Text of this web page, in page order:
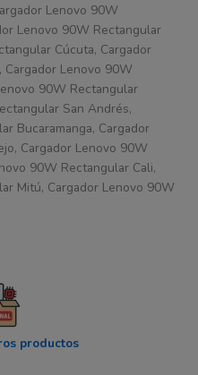
Lenovo 90W
Lenovo 90W Rectangular
Cúcuta, Cargador
Lenovo 90W
90W Rectangular
San Andrés,
Bucaramanga, Cargador
Cargador Lenovo 90W
90W Rectangular Cali,
Mitú, Cargador Lenovo 90W
productos